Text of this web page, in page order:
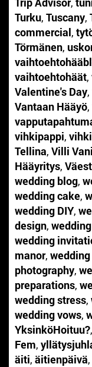
Turku, Tuscany,
commercial,
Törmänen,
vaihtoehtohäät,
Valentine's Day,
Vantaan Hääyö,
vihkipappi,
Tellina, Villi
Hääyritys,
wedding blog,
wedding cake,
wedding DIY,
design,
wedding
manor,
photography,
preparations,
wedding stress,
wedding vows,
YksinköHoituu?,
Fem,
äiti, äitienpäivä,